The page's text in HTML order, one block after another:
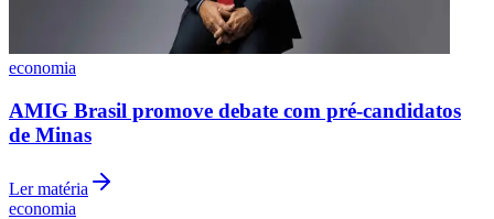
economia
AMIG Brasil promove debate com pré-candidatos
de Minas
Ler matéria
economia